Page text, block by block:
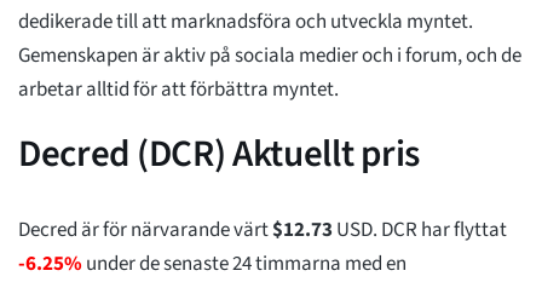
dedikerade till att marknadsföra och utveckla myntet.
Gemenskapen är aktiv på sociala medier och i forum, och de
arbetar alltid för att förbättra myntet.
Decred (DCR) Aktuellt pris
Decred är för närvarande värt$12.73 USD. DCR har flyttat
-6.25%under de senaste 24 timmarna med en